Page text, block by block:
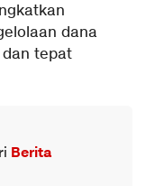
dana
tepat
Berita